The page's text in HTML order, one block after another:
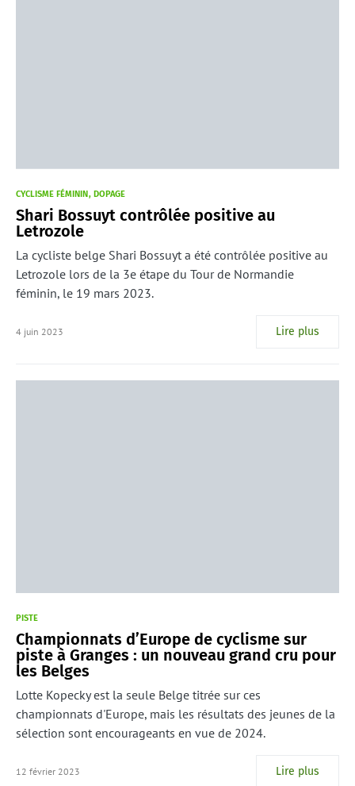
CYCLISME FÉMININ DOPAGE
Shari Bossuyt contrôlée positive au
Letrozole
La cycliste belge Shari Bossuyt a été contrôlée positive au
Letrozole lors de la 3e étape du Tour de Normandie
féminin, le 19 mars 2023.
4 juin 2023 Lire plus
PISTE
Championnats d’Europe de cyclisme sur
piste à Granges : un nouveau grand cru pour
les Belges
Lotte Kopecky est la seule Belge titrée sur ces
championnats d'Europe, mais les résultats des jeunes de la
sélection sont encourageants en vue de 2024.
12 février 2023 Lire plus